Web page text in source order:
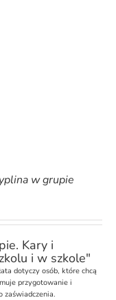
w grupie
Kary i
i w szkole"
dotyczy osób, które chcą
przygotowanie i
zaświadczenia.